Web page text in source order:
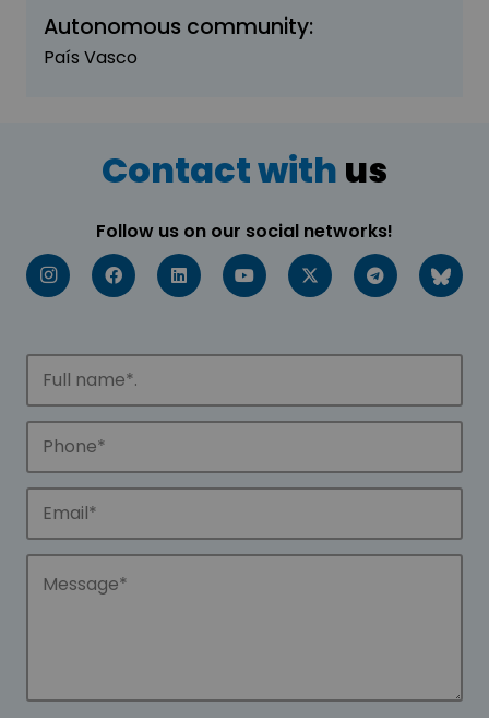
Autonomous community:
País Vasco
Contact with us
Follow us on our social networks!